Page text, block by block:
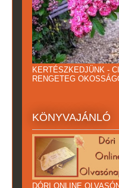
KERTÉSZKEDJÜNK -
RENGETEG
KÖNYVAJÁNLÓ
DÓRI ONLINE